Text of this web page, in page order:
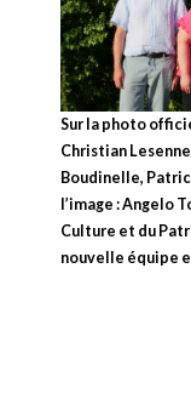
Sur la photo
Christian Lesenne
Boudinelle,
l’image :Angelo
Culture et du
nouvelle équipe